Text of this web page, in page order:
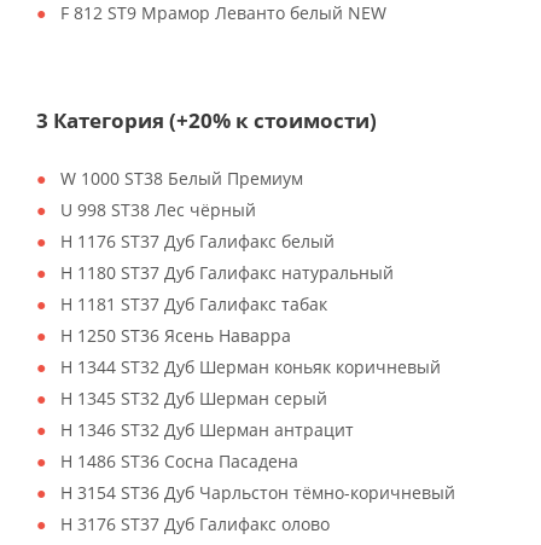
F 812 ST9 Мрамор Леванто белый NEW
3 Категория (+20% к стоимости)
W 1000 ST38 Белый Премиум
U 998 ST38 Лес чёрный
H 1176 ST37 Дуб Галифакс белый
H 1180 ST37 Дуб Галифакс натуральный
H 1181 ST37 Дуб Галифакс табак
H 1250 ST36 Ясень Наварра
H 1344 ST32 Дуб Шерман коньяк коричневый
H 1345 ST32 Дуб Шерман серый
H 1346 ST32 Дуб Шерман антрацит
H 1486 ST36 Сосна Пасадена
H 3154 ST36 Дуб Чарльстон тёмно-коричневый
H 3176 ST37 Дуб Галифакс олово